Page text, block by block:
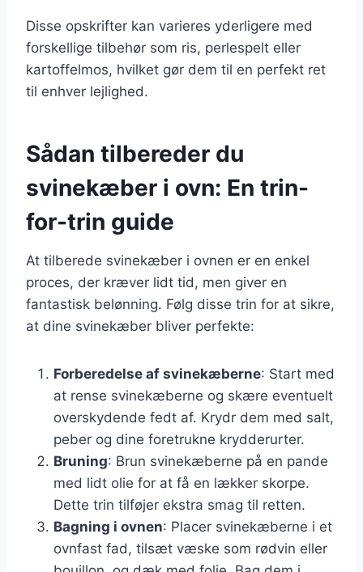
Disse opskrifter kan varieres yderligere med
forskellige tilbehør som ris, perlespelt eller
kartoffelmos, hvilket gør dem til en perfekt ret
til enhver lejlighed.
Sådan tilbereder du
svinekæber i ovn: En trin-
for-trin guide
At tilberede svinekæber i ovnen er en enkel
proces, der kræver lidt tid, men giver en
fantastisk belønning. Følg disse trin for at sikre,
at dine svinekæber bliver perfekte:
Forberedelse af svinekæberne: Start med
at rense svinekæberne og skære eventuelt
overskydende fedt af. Krydr dem med salt,
peber og dine foretrukne krydderurter.
Bruning: Brun svinekæberne på en pande
med lidt olie for at få en lækker skorpe.
Dette trin tilføjer ekstra smag til retten.
Bagning i ovnen: Placer svinekæberne i et
ovnfast fad, tilsæt væske som rødvin eller